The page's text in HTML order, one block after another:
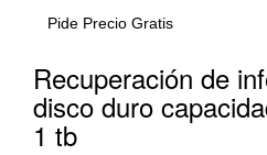
Pide Precio Gratis
Recuperación de
disco duro
1 tb